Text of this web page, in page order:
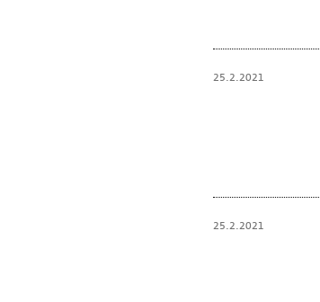
25.2.2021
25.2.2021